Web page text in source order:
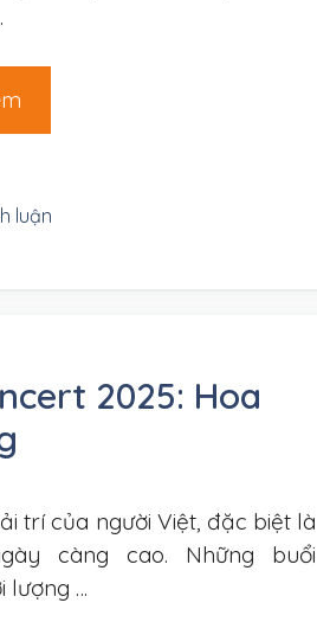
luận
2025: Hoa
trí của người Việt, đặc biệt là
càng cao. Những buổi
lượng …